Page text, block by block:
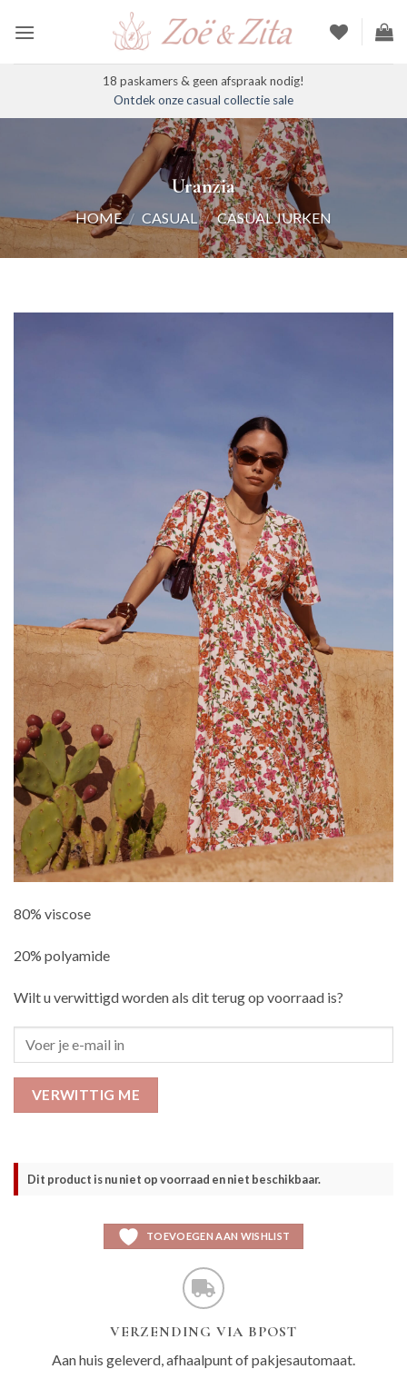
naar
18 paskamers & geen afspraak nodig!
Ontdek onze casual collectie sale
Uranzia
HOME / CASUAL / CASUAL JURKEN
80% viscose
20% polyamide
Wilt u verwittigd worden als dit terug op voorraad is?
VERWITTIG ME
Dit product is nu niet op voorraad en niet beschikbaar.
TOEVOEGEN AAN WISHLIST
VERZENDING VIA BPOST
Aan huis geleverd, afhaalpunt of pakjesautomaat.